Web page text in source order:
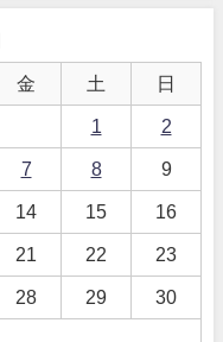
金 土 日
1 2
7 8 9
14 15 16
21 22 23
28 29 30